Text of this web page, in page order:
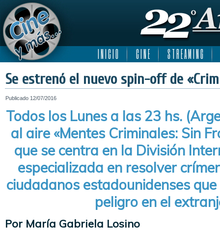
I N I C I O C I N E S T R E A M I N G
Se estrenó el nuevo spin-off de
Publicado 12/07/2016
Todos los Lunes a las 23 hs.
al aire «Mentes Criminales: Sin
que se centra en la División
especializada en resolver
ciudadanos estadounidenses
peligro en el
Por María Gabriela Losino